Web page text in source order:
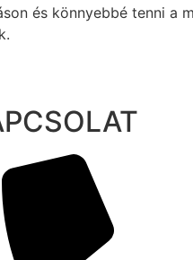
és könnyebbé tenni a